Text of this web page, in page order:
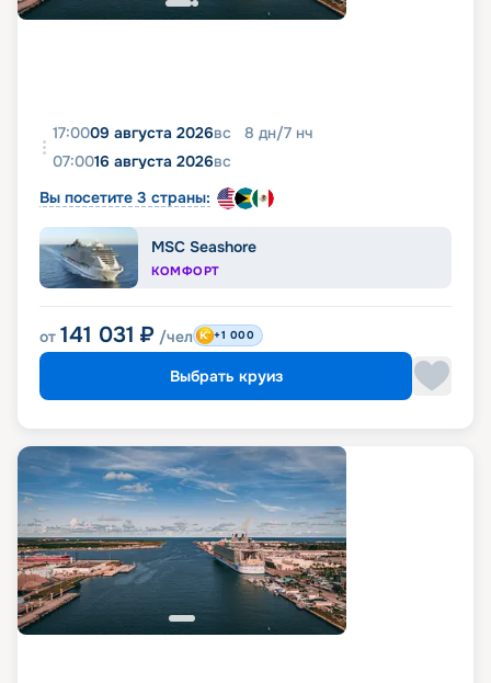
17:0009 августа 2026вс 8 дн/7 нч
07:0016 августа 2026вс
Вы посетите 3 страны:
MSC Seashore
КОМФОРТ
от 141 031 ₽ /чел +1 000
Выбрать круиз